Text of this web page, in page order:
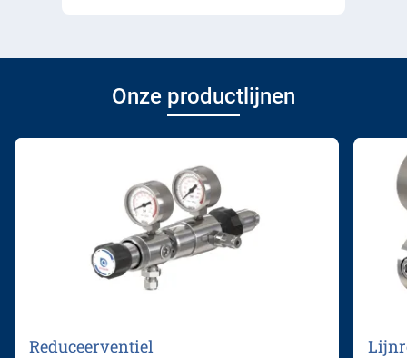
Onze productlijnen
Reduceerventiel